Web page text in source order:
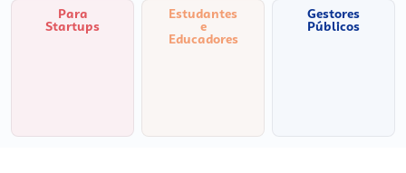
Para
Startups
Estudantes
e
Educadores
Gestores
Públicos